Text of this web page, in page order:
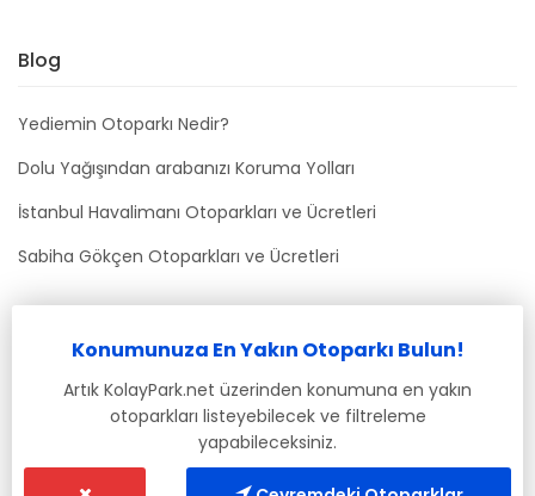
Blog
Yediemin Otoparkı Nedir?
Dolu Yağışından arabanızı Koruma Yolları
İstanbul Havalimanı Otoparkları ve Ücretleri
Sabiha Gökçen Otoparkları ve Ücretleri
Konumunuza En Yakın Otoparkı Bulun!
Artık KolayPark.net üzerinden konumuna en yakın
otoparkları listeyebilecek ve filtreleme
yapabileceksiniz.